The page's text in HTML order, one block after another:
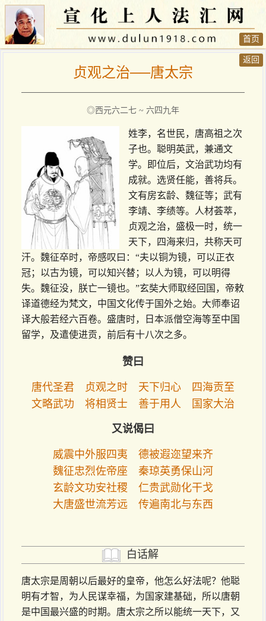
返回
首页
贞观之治──唐太宗
◎西元六二七 ~ 六四九年
姓李，名世民，唐高祖之次
子也。聪明英武，兼通文
学。即位后，文治武功均有
成就。选贤任能，善将兵。
文有房玄龄、魏征等；武有
李靖、李绩等。人材荟萃，
贞观之治，盛极一时，统一
天下，四海来归，共称天可
汗。魏征卒时，帝感叹曰：“夫以铜为镜，可以正衣
冠；以古为镜，可以知兴替；以人为镜，可以明得
失。魏征没，朕亡一镜也。”玄奘大师取经回国，帝敕
译道德经为梵文，中国文化传于国外之始。大师奉诏
译大般若经六百卷。盛唐时，日本派僧空海等至中国
留学，及遣使进贡，前后有十八次之多。
赞曰
唐代圣君 贞观之时 天下归心 四海贡至
文略武功 将相贤士 善于用人 国家大治
又说偈曰
威震中外服四夷 德被遐迩望来齐
魏征忠烈佐帝座 秦琼英勇保山河
玄龄文功安社稷 仁贵武勋化干戈
大唐盛世流芳远 传遍南北与东西
白话解
唐太宗是周朝以后最好的皇帝，他怎么好法呢？他聪
明有才智，为人民谋幸福，为国家建基础，所以唐朝
是中国最兴盛的时期。唐太宗之所以能统一天下，又